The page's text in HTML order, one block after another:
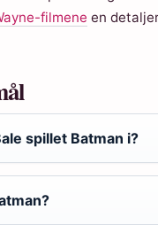
filmene en
spillet Batman i?